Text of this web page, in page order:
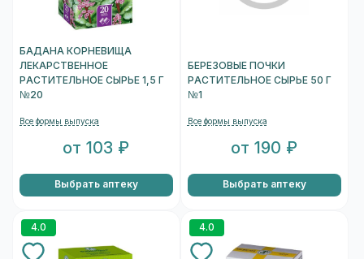
БАДАНА КОРНЕВИЩА
ЛЕКАРСТВЕННОЕ
РАСТИТЕЛЬНОЕ СЫРЬЕ 1,5 Г
№20
Все формы выпуска
от 103 ₽
Выбрать аптеку
БЕРЕЗОВЫЕ ПОЧКИ
РАСТИТЕЛЬНОЕ СЫРЬЕ 50 Г
№1
Все формы выпуска
от 190 ₽
Выбрать аптеку
4.0 4.0